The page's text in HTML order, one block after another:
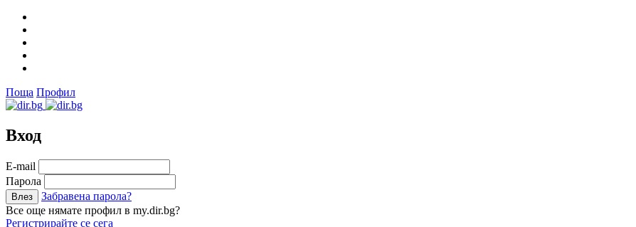
Поща Профил
Вход
Е-mail
Парола
Забравена парола?
Все още нямате профил в my.dir.bg?
Регистрирайте се сега